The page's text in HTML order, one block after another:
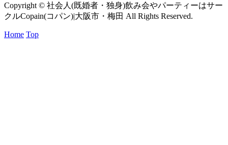
Copyright © 社会人(既婚者・独身)飲み会やパーティーはサー
クルCopain(コパン)|大阪市・梅田 All Rights Reserved.
Home Top